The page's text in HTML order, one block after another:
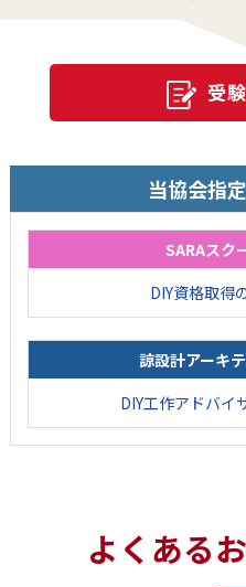
受
当協会指
SARAスク
DIY資格取得
諒設計アーキ
DIY工作アドバイ
よくある